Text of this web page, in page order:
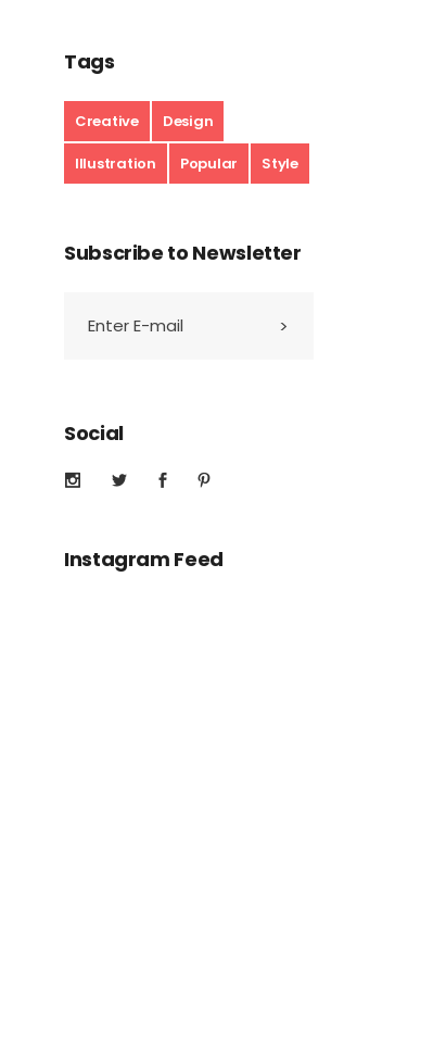
Tags
Creative Design
Illustration Popular Style
Subscribe to Newsletter
Social
Instagram Feed